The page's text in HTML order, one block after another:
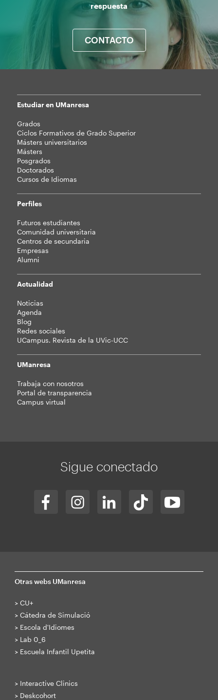
respuesta
CONTACTO
Mapa
web
Estudiar en UManresa
Grados
Ciclos Formativos de Grado Superior
Másters universitarios
Másters
Posgrados
Doctorados
Cursos de Idiomas
Perfiles
Futuros estudiantes
Comunidad universitaria
Centros de secundaria
Empresas
Alumni
Actualidad
Noticias
Agenda
Blog
Redes sociales
UCampus. Revista de la UVic-UCC
UManresa
Trabaja con nosotros
Portal de transparencia
Campus virtual
Sigue conectado
Otras webs UManresa
> CU+
> Cátedra de Simulació
> Escola d'Idiomes
> Lab 0_6
> Escuela Infantil Upetita
> Interactive Clinics
> Deskcohort